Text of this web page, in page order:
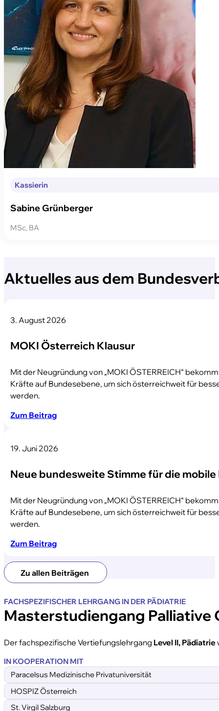
Kassierin
Sabine Grünberger
MSc, BA
Aktuelles aus dem
3. August 2026
MOKI Österreich Klausur
Mit der Neugründung von „MOKI ÖSTERREICH“
Kräfte auf Bundesebene, um sich österreichweit für
werden.
Zum Beitrag
19. Juni 2026
Neue bundesweite Stimme für die
Mit der Neugründung von „MOKI ÖSTERREICH“
Kräfte auf Bundesebene, um sich österreichweit für
werden.
Zum Beitrag
Zu allen Beiträgen
FACHSPEZIFISCHER LEHRGANG IN DER PÄDIATRIE
Masterstudiengang Palliative
Der fachspezifische Vertiefungslehrgang Level II, Pädiatrie
IN KOOPERATION MIT
Paracelsus Medizinische Privatuniversität
HOSPIZ Österreich
St. Virgil Salzburg